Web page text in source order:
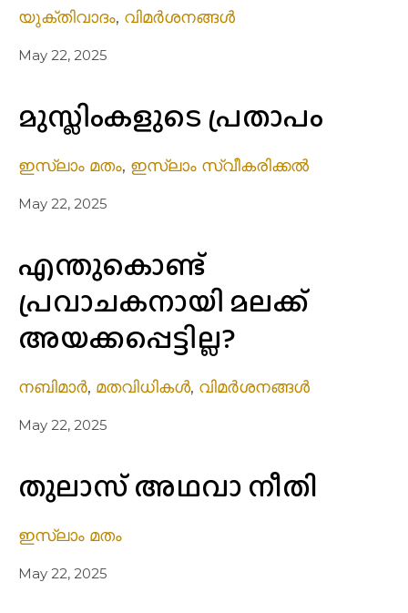
യുക്തിവാദം, വിമർശനങ്ങൾ
May 22, 2025
മുസ്ലിംകളുടെ പ്രതാപം
ഇസ്ലാം മതം, ഇസ്ലാം സ്വീകരിക്കൽ
May 22, 2025
എന്തുകൊണ്ട്
പ്രവാചകനായി മലക്ക്
അയക്കപ്പെട്ടില്ല?
നബിമാർ, മതവിധികൾ, വിമർശനങ്ങൾ
May 22, 2025
തുലാസ് അഥവാ നീതി
ഇസ്ലാം മതം
May 22, 2025